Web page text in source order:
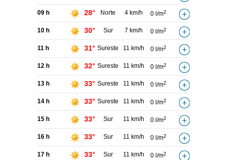
09 h 28° Norte 4 km/h 0 l/m2
10 h 30° Sur 7 km/h 0 l/m2
11 h 31° Sureste 11 km/h 0 l/m2
12 h 32° Sureste 11 km/h 0 l/m2
13 h 33° Sureste 11 km/h 0 l/m2
14 h 33° Sureste 11 km/h 0 l/m2
15 h 33° Sur 11 km/h 0 l/m2
16 h 33° Sur 11 km/h 0 l/m2
17 h 33° Sur 11 km/h 0 l/m2